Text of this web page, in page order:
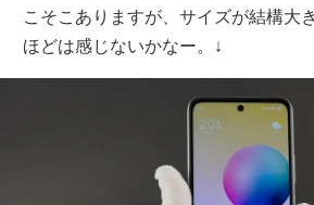
こそこありますが、サイズが結構大
ほどは感じないかなー。↓